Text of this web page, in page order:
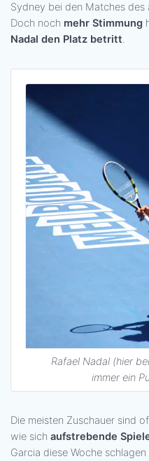
Sydney bei den Matches des
Doch noch mehr Stimmung
Nadal den Platz betritt.
Rafael Nadal (hier
immer ein
Die meisten Zuschauer sind
wie sich aufstrebende
Garcia diese Woche